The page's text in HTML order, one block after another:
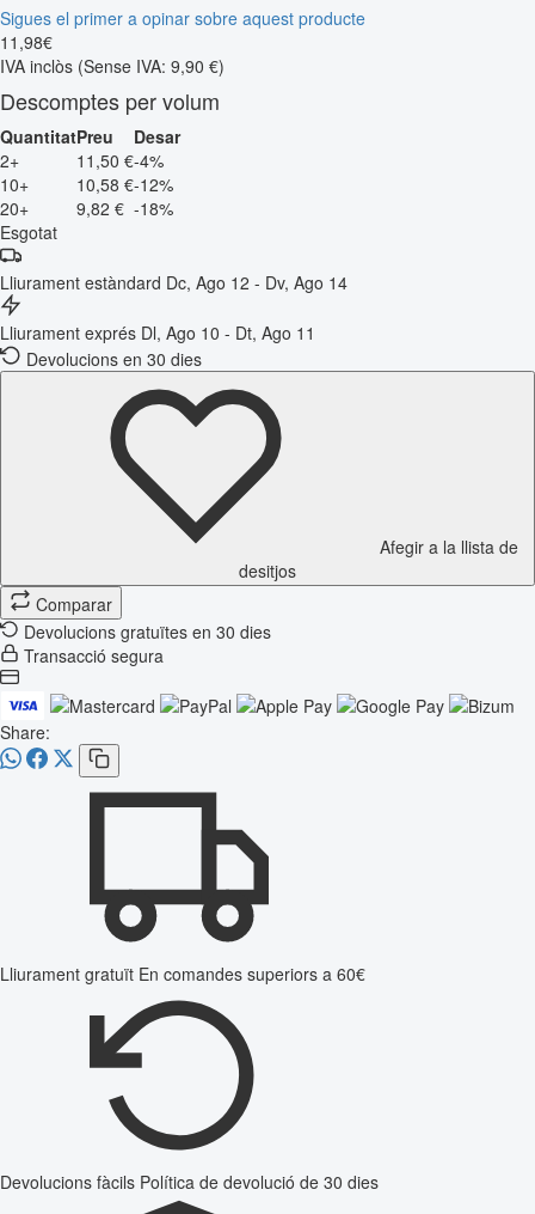
Sigues el primer a opinar sobre aquest producte
11 ,98€
IVA inclòs (Sense IVA: 9,90 €)
Descomptes per volum
QuantitatPreu
Desar
2+
11,50 €-4%
10+
10,58 €-12%
20+
9,82 € -18%
Esgotat
Lliurament estàndard Dc, Ago 12 - Dv, Ago 14
Lliurament exprés Dl, Ago 10 - Dt, Ago 11
Devolucions en 30 dies
Afegir a la llista de
desitjos
Comparar
Devolucions gratuïtes en 30 dies
Transacció segura
Share:
Lliurament gratuït En comandes superiors a 60€
Devolucions fàcils Política de devolució de 30 dies